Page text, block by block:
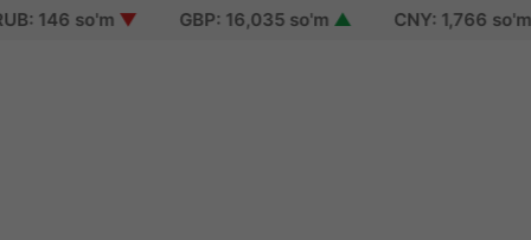
146 so'm▼ GBP: 16,035 so'm▲ CNY: 1,766 so'm▲